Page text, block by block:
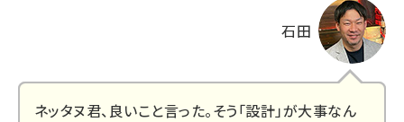
石田
ネッタヌ君、良いこと言った。そう「設計」が大事なん